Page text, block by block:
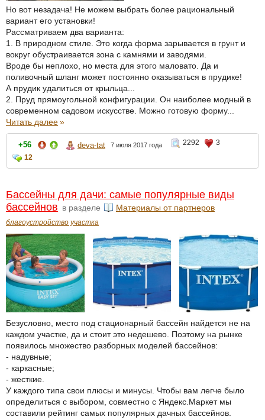
Но вот незадача! Не можем выбрать более рациональный
вариант его установки!
Рассматриваем два варианта:
1. В природном стиле. Это когда форма зарывается в грунт и
вокруг обустраивается зона с камнями и заводями.
Вроде бы неплохо, но места для этого маловато. Да и
поливочный шланг может постоянно оказываться в прудике!
А прудик удалиться от крыльца...
2. Пруд прямоугольной конфигурации. Он наиболее модный в
современном садовом искусстве. Можно готовую форму...
Читать далее»
+56 deva-tat 7 июля 2017 года 2292
3
12
Бассейны для дачи: самые популярные виды
бассейнов в разделе Материалы от партнеров
благоустройство участка
Безусловно, место под стационарный бассейн найдется не на
каждом участке, да и стоит это недешево. Поэтому на рынке
появилось множество разборных моделей бассейнов:
- надувные;
- каркасные;
- жесткие.
У каждого типа свои плюсы и минусы. Чтобы вам легче было
определиться с выбором, совместно с Яндекс.Маркет мы
составили рейтинг самых популярных дачных бассейнов.